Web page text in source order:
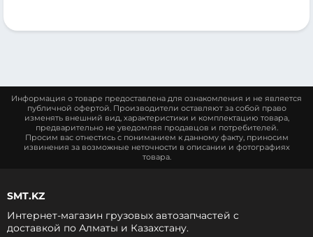
Информация о товаре предоставлена для ознакомления и не является
публичной офертой. Производители оставляют за собой право
изменять внешний вид, характеристики и комплектацию товара,
предварительно не уведомляя продавцов и потребителей.
Просим вас отнестись с пониманием к данному факту, приносим
извинения за возможные неточности в описании и фотографиях
товара.
SMT.KZ
Интернет-магазин грузовых автозапчастей c
доставкой по Алматы и Казахстану.